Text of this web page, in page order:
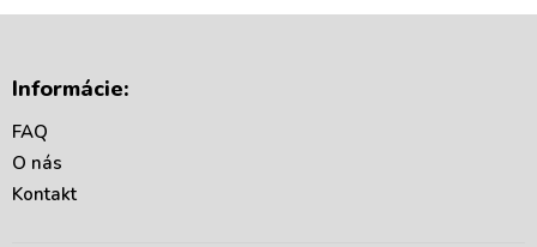
Informácie:
FAQ
O nás
Kontakt